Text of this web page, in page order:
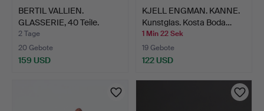
BERTIL VALLIEN.
GLASSERIE, 40 Teile.
"Chat…
2 Tage
20 Gebote
159 USD
KJELL ENGMAN. KANNE.
Kunstglas. Kosta Boda…
1 Min 22 Sek
19 Gebote
122 USD